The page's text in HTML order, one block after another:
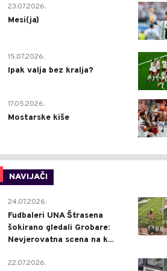
23.07.2026.
Mesi(ja)
15.07.2026.
Ipak valja bez kralja?
17.05.2026.
Mostarske kiše
NAVIJAČI
24.07.2026.
Fudbaleri UNA Štrasena
šokirano gledali Grobare:
Nevjerovatna scena na k...
22.07.2026.